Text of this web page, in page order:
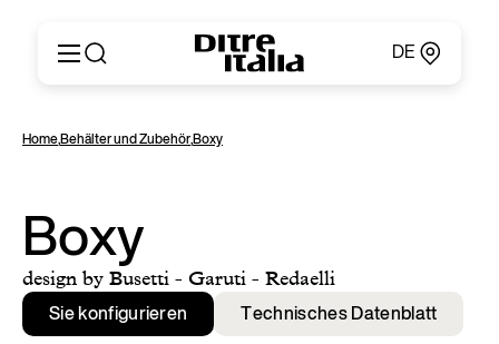
DE
Produkte
Kataloge und Materialien
Ditre Italia für Fachleute
Verkaufsstellen
Nachrichten & Presse
Geschützer Bereich
English
Español
Русский
简体中文
Home,Behälter und Zubehör,Boxy
Boxy
design by Busetti - Garuti - Redaelli
Sie konfigurieren Technisches Datenblatt